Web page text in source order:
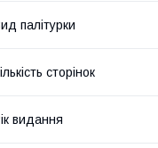
палітурки
сторінок
видання